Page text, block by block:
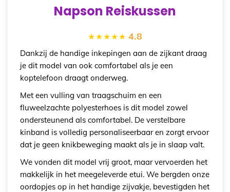
Napson Reiskussen
4.8
Dankzij de handige inkepingen aan de zijkant draag
je dit model van ook comfortabel als je een
koptelefoon draagt onderweg.
Met een vulling van traagschuim en een
fluweelzachte polyesterhoes is dit model zowel
ondersteunend als comfortabel. De verstelbare
kinband is volledig personaliseerbaar en zorgt ervoor
dat je geen knikbeweging maakt als je in slaap valt.
We vonden dit model vrij groot, maar vervoerden het
makkelijk in het meegeleverde etui. We bergden onze
oordopjes op in het handige zijvakje, bevestigden het